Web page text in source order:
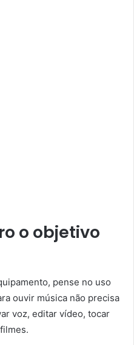
o objetivo
pense no uso
ouvir música não precisa
voz, editar vídeo, tocar